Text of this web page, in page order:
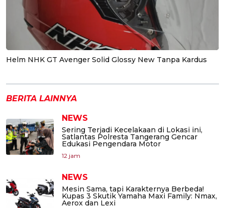
Helm NHK GT Avenger Solid Glossy New Tanpa Kardus
BERITA LAINNYA
NEWS
Sering Terjadi Kecelakaan di Lokasi ini,
Satlantas Polresta Tangerang Gencar
Edukasi Pengendara Motor
12 jam
NEWS
Mesin Sama, tapi Karakternya Berbeda!
Kupas 3 Skutik Yamaha Maxi Family: Nmax,
Aerox dan Lexi